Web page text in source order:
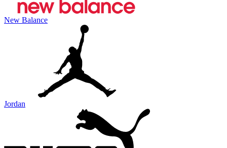
New Balance
Jordan